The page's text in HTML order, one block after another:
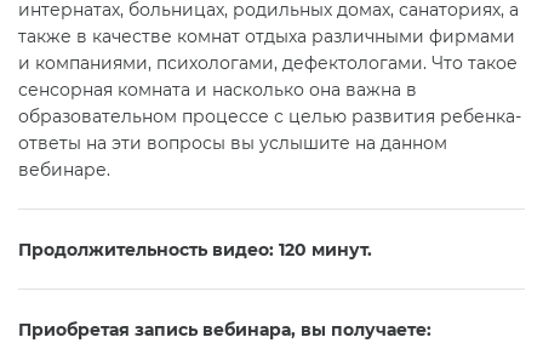
интернатах, больницах, родильных домах, санаториях, а
также в качестве комнат отдыха различными фирмами
и компаниями, психологами, дефектологами. Что такое
сенсорная комната и насколько она важна в
образовательном процессе с целью развития ребенка-
ответы на эти вопросы вы услышите на данном
вебинаре.
Продолжительность видео: 120 минут.
Приобретая запись вебинара, вы получаете: